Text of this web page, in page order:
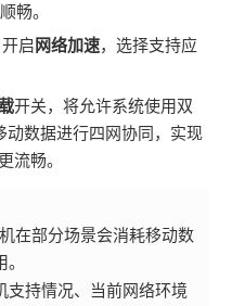
畅。
开启 网络加速，选择支持应
开关，将允许系统使用双
动数据进行四网协同，实现
流畅。
在部分场景会消耗移动数
支持情况、当前网络环境